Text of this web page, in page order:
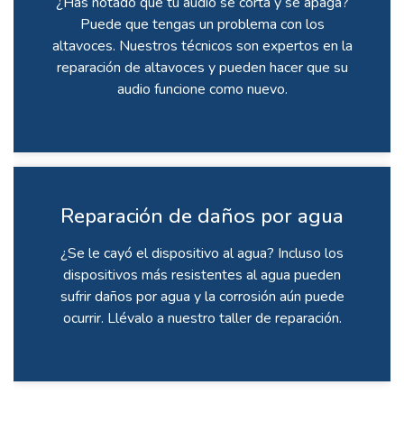
Puede que tengas un problema con los
altavoces. Nuestros técnicos son expertos en la
reparación de altavoces y pueden hacer que su
audio funcione como nuevo.
Reparación de daños por agua
¿Se le cayó el dispositivo al agua? Incluso los
dispositivos más resistentes al agua pueden
sufrir daños por agua y la corrosión aún puede
ocurrir. Llévalo a nuestro taller de reparación.